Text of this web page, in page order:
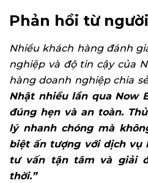
Phản hồi từ
Nhiều khách hàng đánh
nghiệp và độ tin cậy của
hàng doanh nghiệp chia
Nhật nhiều lần qua Now
đúng hẹn và an toàn.
lý nhanh chóng mà
biệt ấn tượng với dịch vụ
tư vấn tận tâm và giải
thời.”